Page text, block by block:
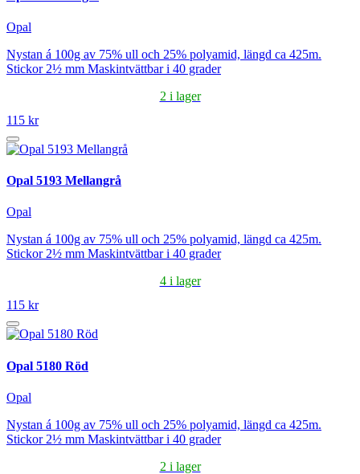
Opal
Nystan á 100g av 75% ull och 25% polyamid, längd ca 425m.
Stickor 2½ mm Maskintvättbar i 40 grader
2 i lager
115 kr
Opal 5193 Mellangrå
Opal
Nystan á 100g av 75% ull och 25% polyamid, längd ca 425m.
Stickor 2½ mm Maskintvättbar i 40 grader
4 i lager
115 kr
Opal 5180 Röd
Opal
Nystan á 100g av 75% ull och 25% polyamid, längd ca 425m.
Stickor 2½ mm Maskintvättbar i 40 grader
2 i lager